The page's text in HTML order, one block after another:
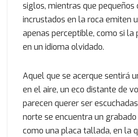
siglos, mientras que pequeños
incrustados en la roca emiten
apenas perceptible, como si la
en un idioma olvidado.
Aquel que se acerque sentirá
en el aire, un eco distante de
parecen querer ser
norte se encuentra un grabado
como una placa tallada, en la